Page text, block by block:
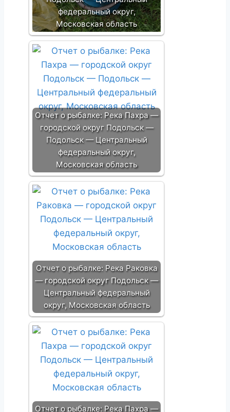
федеральный округ,
Московская область
Отчет о рыбалке: Река Пахра —
городской округ Подольск —
Подольск — Центральный
федеральный округ,
Московская область
Отчет о рыбалке: Река Раковка
— городской округ Подольск —
Центральный федеральный
округ, Московская область
Отчет о рыбалке: Река Пахра —